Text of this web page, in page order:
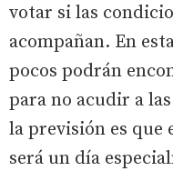
votar si las
acompañan. En
pocos podrán
para no acudir a
la previsión es que
será un día